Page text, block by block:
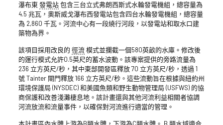
瀑布東發電站包含三台立式弗朗西斯式水輪發電機組，總容量為
4.5 兆瓦，奧斯威戈瀑布西發電站包含四台水輪發電機組，總容量
為 2,860 千瓦。河流中心有一段繞行河段，以發電站和取水口建
築物為界。
該項目採用改良的 徑流模式並攔截一個580英畝的水庫。修改後
的運行模式允許0.5英尺的蓄水波動。該專案提供的旁路流量為
236 立方英尺/秒，其中東部開發區釋放 70 立方英尺/秒，透過 1
號 Tainter 閘門釋放 166 立方英尺/秒。這些流動旨在根據與紐約州
環境保護局 (NYSDEC) 和美國魚類和野生動物管理局 (USFWS) 的協
商保護和改善淺灘棲息地。該計畫還與其他河流利益相關者協調
河流放流和流量事件，以確保對河流進行適當的管理。